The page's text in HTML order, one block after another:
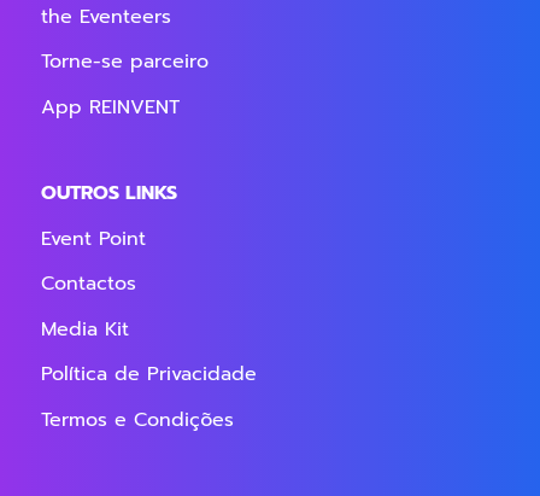
the Eventeers
Torne-se parceiro
App REINVENT
OUTROS LINKS
Event Point
Contactos
Media Kit
Política de Privacidade
Termos e Condições